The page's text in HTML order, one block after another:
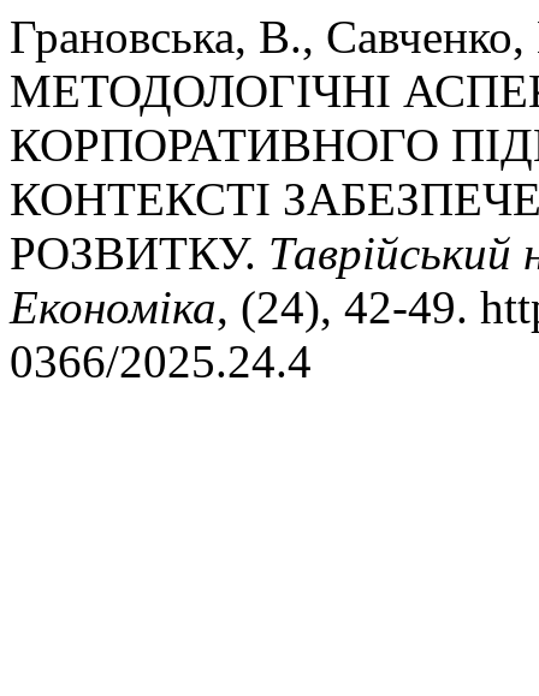
Грановська, В.,
МЕТОДОЛОГІЧНІ
КОРПОРАТИВНОГО
КОНТЕКСТІ
РОЗВИТКУ. Таврійський
Економіка, (24), 42-49.
0366/2025.24.4